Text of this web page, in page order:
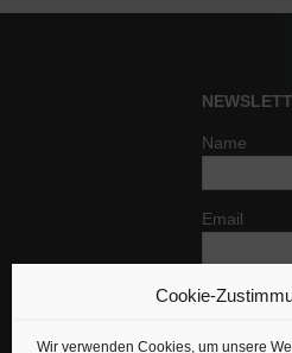
Cookie-
Wir verwenden Cookies, um unsere
Name
Email
Indem